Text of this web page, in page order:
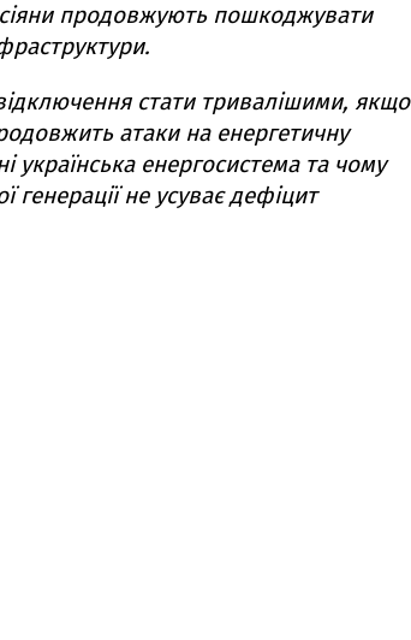
продовжують пошкоджувати
стати тривалішими, якщо
атаки на енергетичну
українська енергосистема та чому
генерації не усуває дефіцит